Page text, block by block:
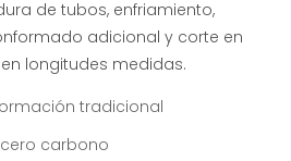
de tubos, enfriamiento,
adicional y corte en
longitudes medidas.
tradicional
carbono